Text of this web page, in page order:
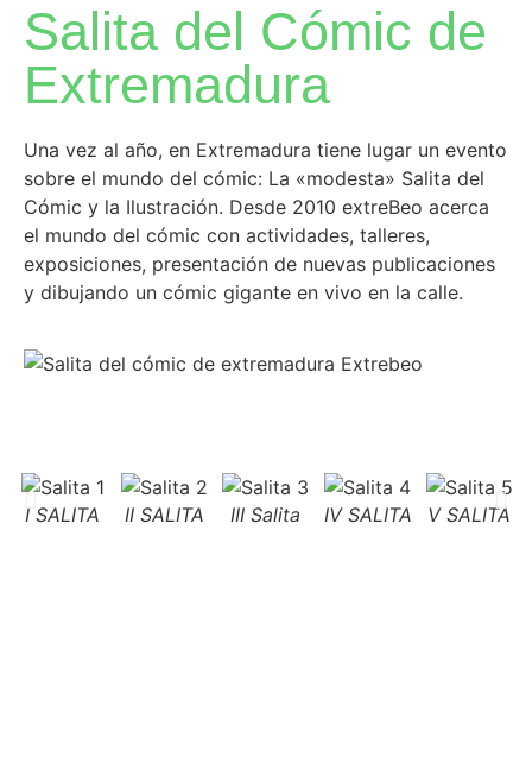
Salita del Cómic de
Extremadura
Una vez al año, en Extremadura tiene lugar un evento
sobre el mundo del cómic: La «modesta» Salita del
Cómic y la Ilustración. Desde 2010 extreBeo acerca
el mundo del cómic con actividades, talleres,
exposiciones, presentación de nuevas publicaciones
y dibujando un cómic gigante en vivo en la calle.
I SALITA II SALITA III Salita IV SALITA V SALITA